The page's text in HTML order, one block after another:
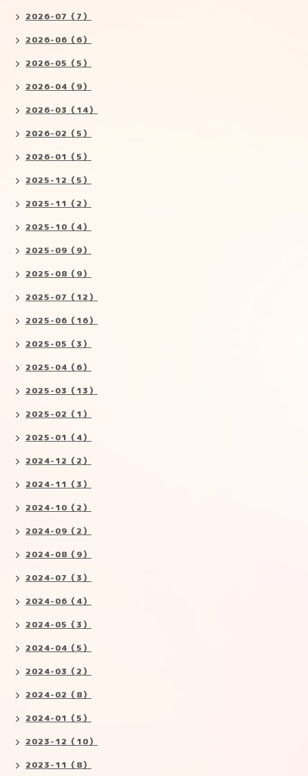
2026-07（7）
2026-06（6）
2026-05（5）
2026-04（9）
2026-03（14）
2026-02（5）
2026-01（5）
2025-12（5）
2025-11（2）
2025-10（4）
2025-09（9）
2025-08（9）
2025-07（12）
2025-06（16）
2025-05（3）
2025-04（6）
2025-03（13）
2025-02（1）
2025-01（4）
2024-12（2）
2024-11（3）
2024-10（2）
2024-09（2）
2024-08（9）
2024-07（3）
2024-06（4）
2024-05（3）
2024-04（5）
2024-03（2）
2024-02（8）
2024-01（5）
2023-12（10）
2023-11（8）